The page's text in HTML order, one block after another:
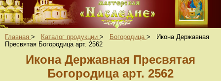
Главная > Каталог продукции > Богородица >
Икона Державная
Пресвятая Богородица арт. 2562
Икона Державная Пресвятая
Богородица арт. 2562